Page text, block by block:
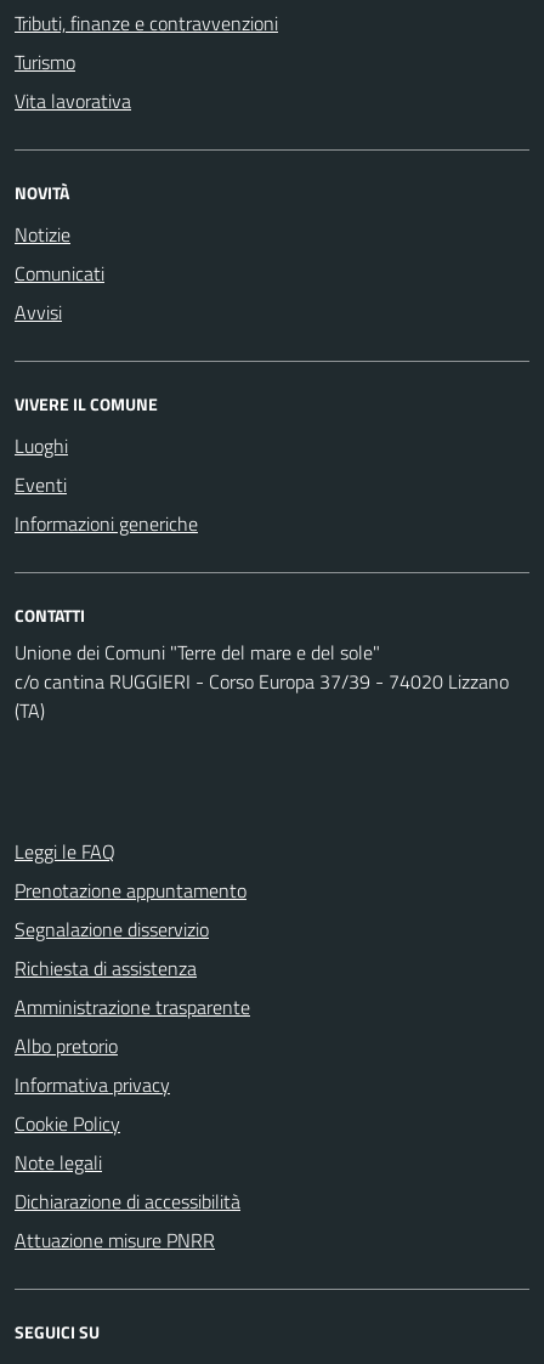
Tributi, finanze e contravvenzioni
Turismo
Vita lavorativa
NOVITÀ
Notizie
Comunicati
Avvisi
VIVERE IL COMUNE
Luoghi
Eventi
Informazioni generiche
CONTATTI
Unione dei Comuni "Terre del mare e del sole"
c/o cantina RUGGIERI - Corso Europa 37/39 - 74020 Lizzano
(TA)
Leggi le FAQ
Prenotazione appuntamento
Segnalazione disservizio
Richiesta di assistenza
Amministrazione trasparente
Albo pretorio
Informativa privacy
Cookie Policy
Note legali
Dichiarazione di accessibilità
Attuazione misure PNRR
SEGUICI SU